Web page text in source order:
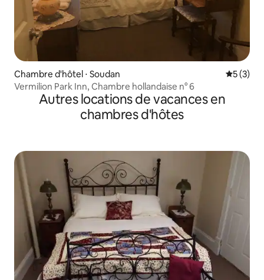
Chambre d'hôtel ⋅ Soudan
5 (3)
Vermilion Park Inn, Chambre hollandaise n° 6
Autres locations de vacances en
chambres d'hôtes